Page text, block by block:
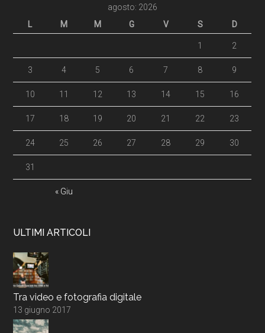
agosto: 2026
L
M M G V S D
« Giu
1 2
3 4 5 6 7 8 9
10 11 12 13 14 15 16
17 18 19 20 21 22 23
24 25 26 27 28 29 30
31
ULTIMI ARTICOLI
Tra video e fotografia digitale
13 giugno 2017